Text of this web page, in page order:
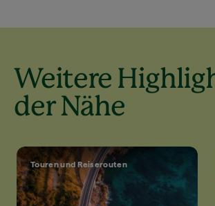
Weitere
der Nähe
Touren und Reiserouten